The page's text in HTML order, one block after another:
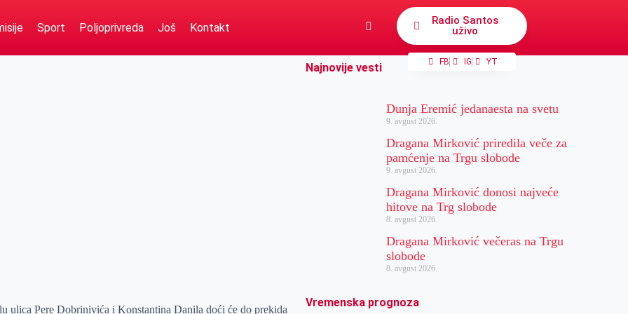
Sport Poljoprivreda Još Kontakt
Radio Santos
uživo
FB IG YT
ulica Pere Dobrinivića i Konstantina Danila doći će do prekida
Najnovije vesti
Dunja Eremić jedanaesta na svetu
9. avgust 2026.
Dragana Mirković priredila veče za
pamćenje na Trgu slobode
9. avgust 2026.
Dragana Mirković donosi najveće
hitove na Trg slobode
8. avgust 2026.
Dragana Mirković večeras na Trgu
slobode
8. avgust 2026.
Vremenska prognoza